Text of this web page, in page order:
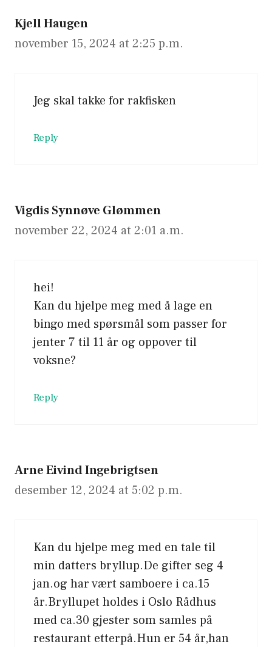
Kjell Haugen
november 15, 2024 at 2:25 p.m.
Jeg skal takke for rakfisken
Reply
Vigdis Synnøve Glømmen
november 22, 2024 at 2:01 a.m.
hei!
Kan du hjelpe meg med å lage en
bingo med spørsmål som passer for
jenter 7 til 11 år og oppover til
voksne?
Reply
Arne Eivind Ingebrigtsen
desember 12, 2024 at 5:02 p.m.
Kan du hjelpe meg med en tale til
min datters bryllup.De gifter seg 4
jan.og har vært samboere i ca.15
år.Bryllupet holdes i Oslo Rådhus
med ca.30 gjester som samles på
restaurant etterpå.Hun er 54 år,han